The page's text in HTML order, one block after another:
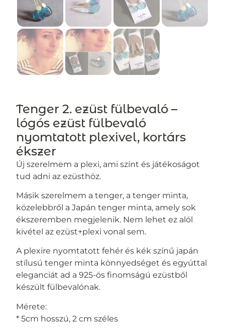
Tenger 2. ezüst fülbevaló –
lógós ezüst fülbevaló
nyomtatott plexivel, kortárs
ékszer
Új szerelmem a plexi, ami színt és játékoságot
tud adni az ezüsthöz.
Másik szerelmem a tenger, a tenger minta,
közelebbről a Japán tenger minta, amely sok
ékszeremben megjelenik. Nem lehet ez alól
kivétel az ezüst+plexi vonal sem.
A plexire nyomtatott fehér és kék színű japán
stílusú tenger minta könnyedséget és egyúttal
eleganciát ad a 925-ös finomságú ezüstből
készült fülbevalónak.
Mérete:
* 5cm hosszú, 2 cm széles